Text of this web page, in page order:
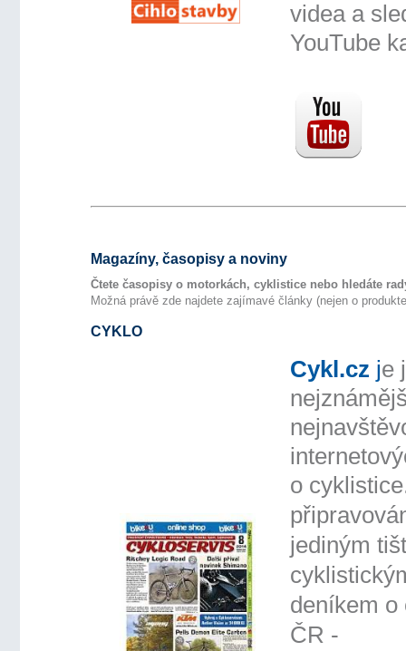
videa a
YouTube
Magazíny, časopisy a noviny
Čtete časopisy o motorkách, cyklistice nebo hledáte
Možná právě zde najdete zajímavé články (nejen o
CYKLO
Cykl.cz je
o
jediným
deníkem o
ČR -